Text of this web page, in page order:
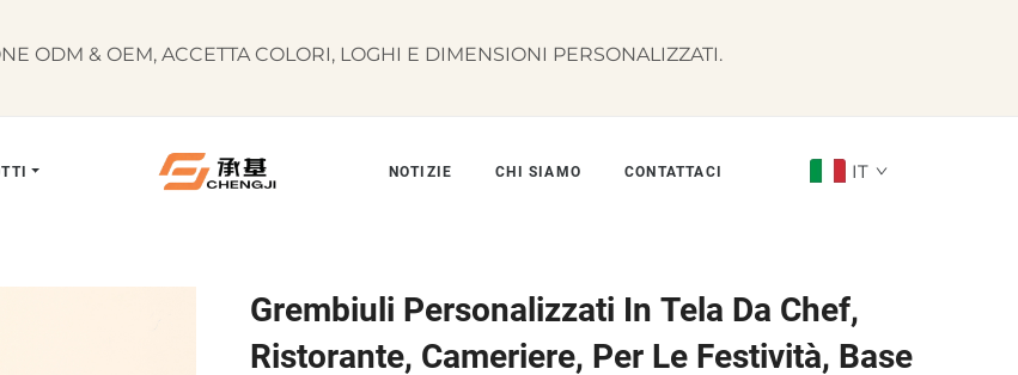
ODM & OEM, ACCETTA COLORI, LOGHI E DIMENSIONI PERSONALIZZATI.
NOTIZIE CHI SIAMO CONTATTACI IT
Grembiuli Personalizzati In Tela Da Chef,
Ristorante, Cameriere, Per Le Festività, Base